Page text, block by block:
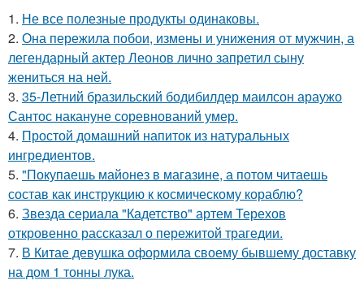
1. Не все полезные продукты одинаковы.
2. Она пережила побои, измены и унижения от мужчин, а
легендарный актер Леонов лично запретил сыну
жениться на ней.
3. 35-Летний бразильский бодибилдер маилсон араужо
Сантос накануне соревнований умер.
4. Простой домашний напиток из натуральных
ингредиентов.
5. "Покупаешь майонез в магазине, а потом читаешь
состав как инструкцию к космическому кораблю?
6. Звезда сериала "Кадетство" артем Терехов
откровенно рассказал о пережитой трагедии.
7. В Китае девушка оформила своему бывшему доставку
на дом 1 тонны лука.